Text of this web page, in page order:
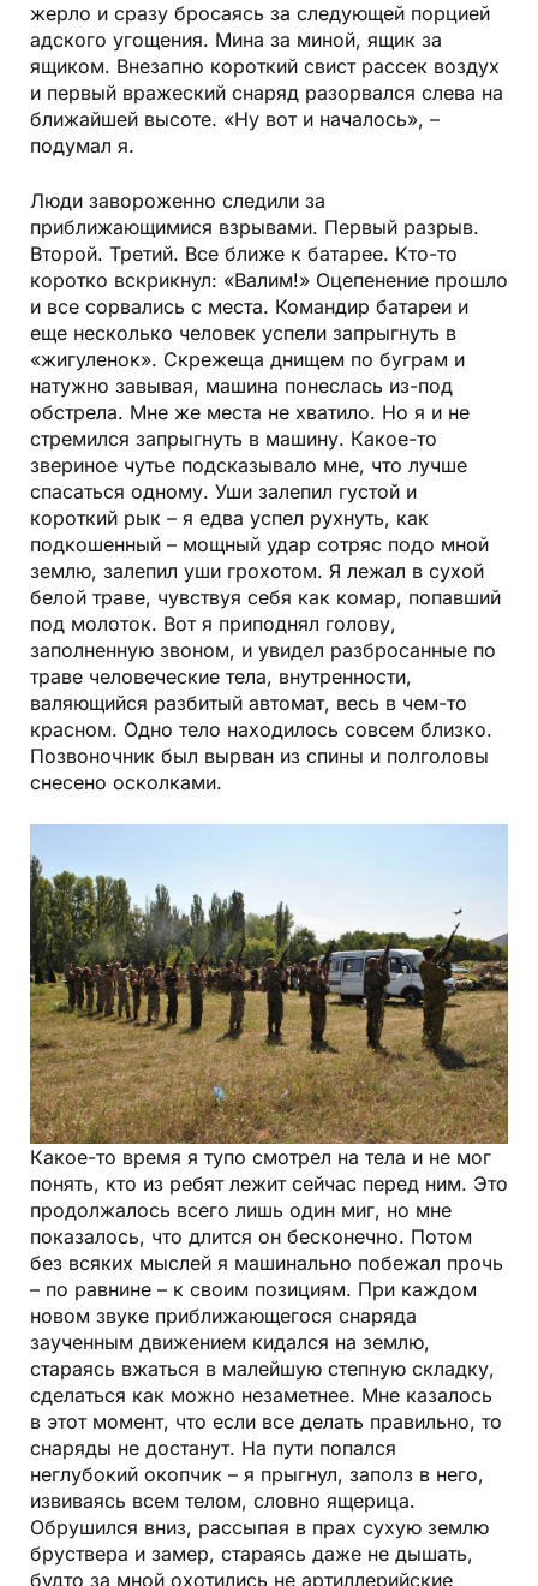
жерло и сразу бросаясь за следующей порцией
адского угощения. Мина за миной, ящик за
ящиком. Внезапно короткий свист рассек воздух
и первый вражеский снаряд разорвался слева на
ближайшей высоте. «Ну вот и началось», –
подумал я.
Люди завороженно следили за
приближающимися взрывами. Первый разрыв.
Второй. Третий. Все ближе к батарее. Кто-то
коротко вскрикнул: «Валим!» Оцепенение прошло
и все сорвались с места. Командир батареи и
еще несколько человек успели запрыгнуть в
«жигуленок». Скрежеща днищем по буграм и
натужно завывая, машина понеслась из-под
обстрела. Мне же места не хватило. Но я и не
стремился запрыгнуть в машину. Какое-то
звериное чутье подсказывало мне, что лучше
спасаться одному. Уши залепил густой и
короткий рык – я едва успел рухнуть, как
подкошенный – мощный удар сотряс подо мной
землю, залепил уши грохотом. Я лежал в сухой
белой траве, чувствуя себя как комар, попавший
под молоток. Вот я приподнял голову,
заполненную звоном, и увидел разбросанные по
траве человеческие тела, внутренности,
валяющийся разбитый автомат, весь в чем-то
красном. Одно тело находилось совсем близко.
Позвоночник был вырван из спины и полголовы
снесено осколками.
Какое-то время я тупо смотрел на тела и не мог
понять, кто из ребят лежит сейчас перед ним. Это
продолжалось всего лишь один миг, но мне
показалось, что длится он бесконечно. Потом
без всяких мыслей я машинально побежал прочь
– по равнине – к своим позициям. При каждом
новом звуке приближающегося снаряда
заученным движением кидался на землю,
стараясь вжаться в малейшую степную складку,
сделаться как можно незаметнее. Мне казалось
в этот момент, что если все делать правильно, то
снаряды не достанут. На пути попался
неглубокий окопчик – я прыгнул, заполз в него,
извиваясь всем телом, словно ящерица.
Обрушился вниз, рассыпая в прах сухую землю
бруствера и замер, стараясь даже не дышать,
будто за мной охотились не артиллерийские